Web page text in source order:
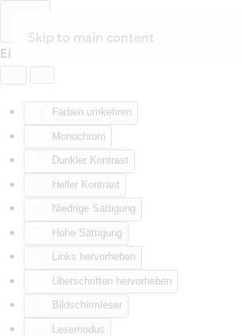
Eingabehilfen öffnen
Farben umkehren
Monochrom
Dunkler Kontrast
Heller Kontrast
Niedrige Sättigung
Hohe Sättigung
Links hervorheben
Überschriften hervorheben
Bildschirmleser
Lesemodus
Skip to main content